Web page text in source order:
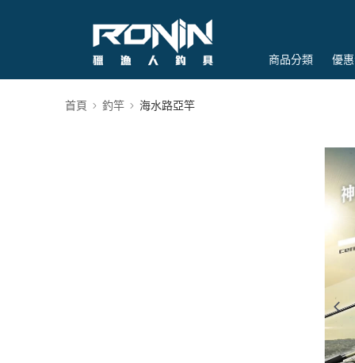
商品分類 優
首頁 釣竿 海水路亞竿